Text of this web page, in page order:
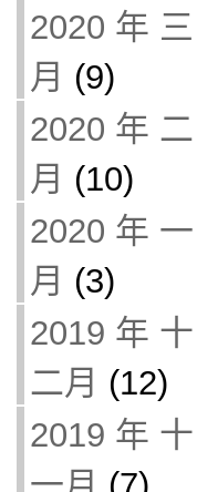
2020 年 三
月 (9)
2020 年 二
月 (10)
2020 年 一
月 (3)
2019 年 十
二月 (12)
2019 年 十